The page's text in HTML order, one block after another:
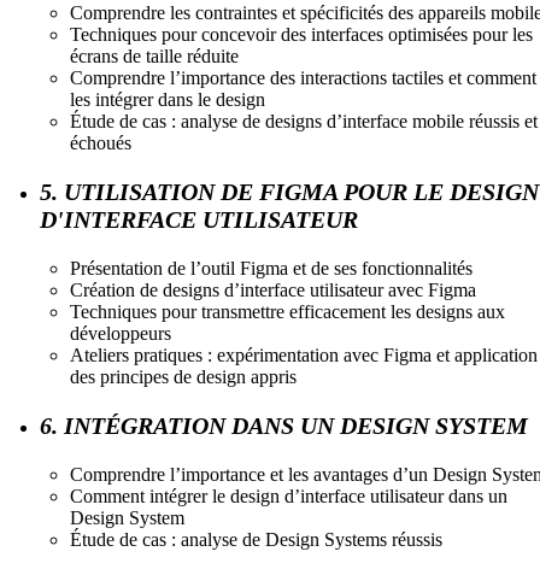
Comprendre les contraintes et spécificités des appareils
Techniques pour concevoir des interfaces optimisées pour les
écrans de taille réduite
Comprendre l’importance des interactions tactiles et comment
les intégrer dans le design
Étude de cas : analyse de designs d’interface mobile réussis et
échoués
5. UTILISATION DE FIGMA POUR LE DESIGN
D'INTERFACE UTILISATEUR
Présentation de l’outil Figma et de ses fonctionnalités
Création de designs d’interface utilisateur avec Figma
Techniques pour transmettre efficacement les designs aux
développeurs
Ateliers pratiques : expérimentation avec Figma et application
des principes de design appris
6. INTÉGRATION DANS UN DESIGN SYSTEM
Comprendre l’importance et les avantages d’un Design
Comment intégrer le design d’interface utilisateur dans un
Design System
Étude de cas : analyse de Design Systems réussis